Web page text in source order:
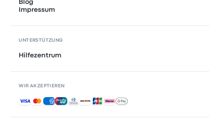
Blog
Impressum
UNTERSTÜTZUNG
Hilfezentrum
WIR AKZEPTIEREN
Akzeptierte Zahlungsmethoden